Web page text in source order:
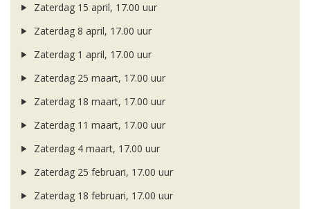
Zaterdag 15 april, 17.00 uur
Zaterdag 8 april, 17.00 uur
Zaterdag 1 april, 17.00 uur
Zaterdag 25 maart, 17.00 uur
Zaterdag 18 maart, 17.00 uur
Zaterdag 11 maart, 17.00 uur
Zaterdag 4 maart, 17.00 uur
Zaterdag 25 februari, 17.00 uur
Zaterdag 18 februari, 17.00 uur